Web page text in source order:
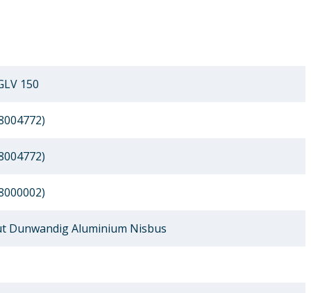
150
Dunwandig Aluminium Nisbus